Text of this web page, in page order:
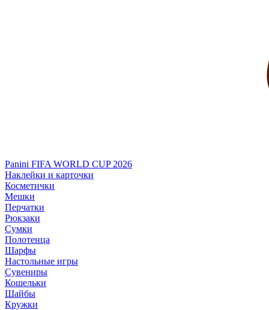
Panini FIFA WORLD CUP 2026
Наклейки и карточки
Косметички
Мешки
Перчатки
Рюкзаки
Сумки
Полотенца
Шарфы
Настольные игры
Сувениры
Кошельки
Шайбы
Кружки